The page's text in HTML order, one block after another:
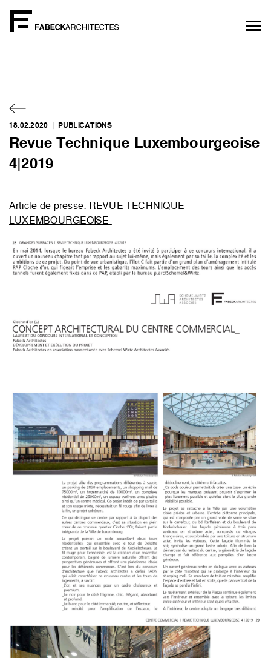
18.02.2020 | PUBLICATIONS
Revue Technique Luxembourgeoise
4|2019
Article de presse:REVUE TECHNIQUE
LUXEMBOURGEOISE